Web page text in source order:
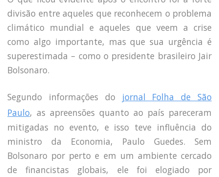
Princípio do Poluidor Pagador
Nível Ótimo de Poluição
Pigou e poluição
Críticas ao Teorema
Economia do Setor Público e Meio Ambiente
Vídeos Educativos
divisão entre aqueles que reconhecem o problema
climático mundial e aqueles que veem a crise
como algo importante, mas que sua urgência é
superestimada – como o presidente brasileiro Jair
Bolsonaro.
Segundo informações do
jornal Folha de São
Paulo, as apreensões quanto ao país pareceram
mitigadas no evento, e isso teve influência do
ministro da Economia, Paulo Guedes. Sem
Bolsonaro por perto e em um ambiente cercado
de financistas globais, ele foi elogiado por